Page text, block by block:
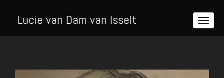
Lucie van Dam van Isselt